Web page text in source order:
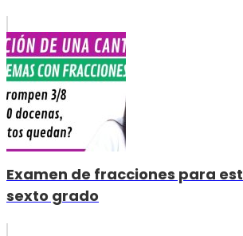
Examen de fracciones para
sexto grado